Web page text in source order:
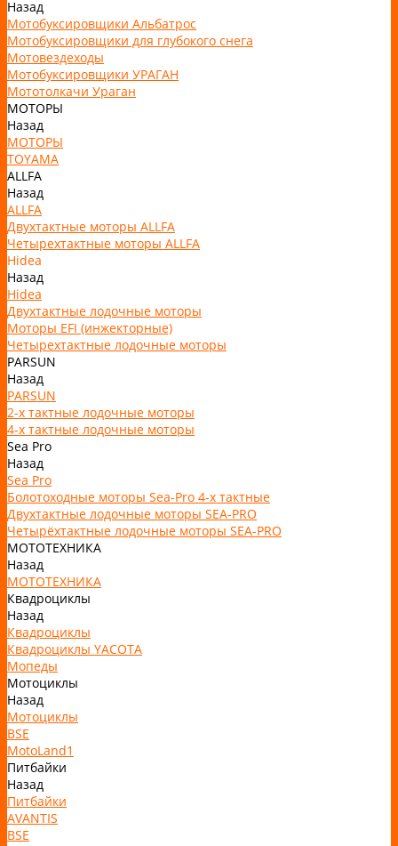
Назад
Мотобуксировщики Альбатрос
Мотобуксировщики для глубокого снега
Мотовездеходы
Мотобуксировщики УРАГАН
Мототолкачи Ураган
МОТОРЫ
Назад
МОТОРЫ
TOYAMA
ALLFA
Назад
ALLFA
Двухтактные моторы ALLFA
Четырехтактные моторы ALLFA
Hidea
Назад
Hidea
Двухтактные лодочные моторы
Моторы EFI (инжекторные)
Четырехтактные лодочные моторы
PARSUN
Назад
PARSUN
2-х тактные лодочные моторы
4-х тактные лодочные моторы
Sea Pro
Назад
Sea Pro
Болотоходные моторы Sea-Pro 4-х тактные
Двухтактные лодочные моторы SEA-PRO
Четырёхтактные лодочные моторы SEA-PRO
МОТОТЕХНИКА
Назад
МОТОТЕХНИКА
Квадроциклы
Назад
Квадроциклы
Квадроциклы YACOTA
Мопеды
Мотоциклы
Назад
Мотоциклы
BSE
MotoLand1
Питбайки
Назад
Питбайки
AVANTIS
BSE